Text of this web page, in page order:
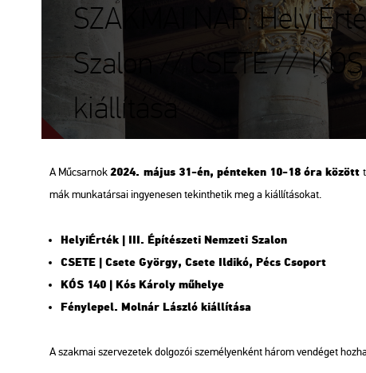
SZAKMAI NAP:
Szalon // CSETE //
kiállítása
A Mű­csar­nok2024. május 31-én, pén­te­ken 10-18 óra kö­zött
mák mun­ka­tár­sai in­gye­ne­sen te­kint­he­tik meg a ki­ál­lí­tá­so­kat.
He­lyi­Ér­ték | III. Épí­té­sze­ti Nem­ze­ti Sza­lon
CSETE | Csete György, Csete Il­di­kó, Pécs Cso­port
KÓS 140 | Kós Ká­roly mű­he­lye
Fény­le­pel. Mol­nár Lász­ló ki­ál­lí­tá­sa
A szak­mai szer­ve­ze­tek dol­go­zói sze­mé­lyen­ként három ven­dé­get